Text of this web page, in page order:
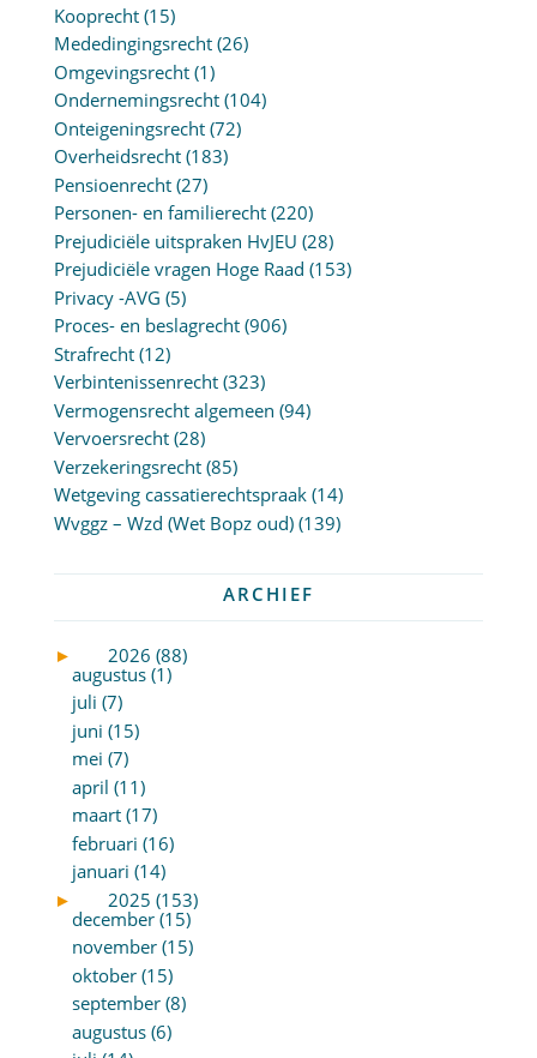
Kooprecht(15)
Mededingingsrecht(26)
Omgevingsrecht(1)
Ondernemingsrecht(104)
Onteigeningsrecht(72)
Overheidsrecht(183)
Pensioenrecht(27)
Personen- en familierecht(220)
Prejudiciële uitspraken HvJEU (28)
Prejudiciële vragen Hoge Raad (153)
Privacy -AVG (5)
Proces- en beslagrecht(906)
Strafrecht(12)
Verbintenissenrecht(323)
Vermogensrecht algemeen (94)
Vervoersrecht(28)
Verzekeringsrecht(85)
Wetgeving cassatierechtspraak(14)
Wvggz – Wzd (Wet Bopz oud)(139)
ARCHIEF
►
2026 (88)
augustus (1)
juli (7)
juni (15)
mei (7)
april (11)
maart (17)
februari (16)
januari (14)
►
2025 (153)
december (15)
november (15)
oktober (15)
september (8)
augustus (6)